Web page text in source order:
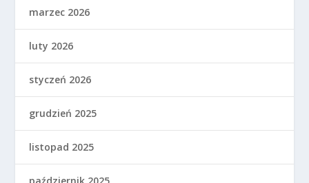
marzec 2026
luty 2026
styczeń 2026
grudzień 2025
listopad 2025